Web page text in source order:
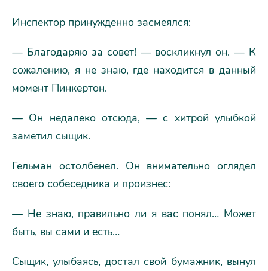
Инспектор принужденно засмеялся:
— Благодаряю за совет! — воскликнул он. — К
сожалению, я не знаю, где находится в данный
момент Пинкертон.
— Он недалеко отсюда, — с хитрой улыбкой
заметил сыщик.
Гельман остолбенел. Он внимательно оглядел
своего собеседника и произнес:
— Не знаю, правильно ли я вас понял… Может
быть, вы сами и есть…
Сыщик, улыбаясь, достал свой бумажник, вынул